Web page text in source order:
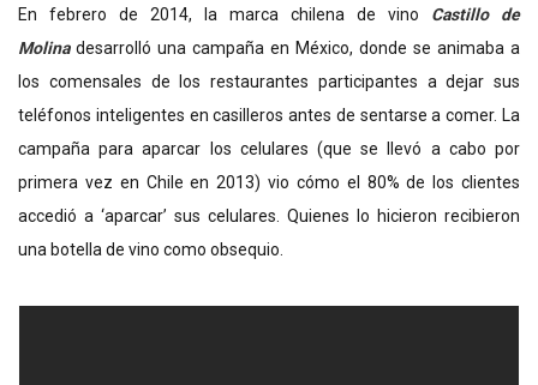
En febrero de 2014, la marca chilena de vino
Castillo de
Molinadesarrolló una campaña en México, donde se animaba a
los comensales de los restaurantes participantes a dejar sus
teléfonos inteligentes en casilleros antes de sentarse a comer. La
campaña para aparcar los celulares (que se llevó a cabo por
primera vez en Chile en 2013) vio cómo el 80% de los clientes
accedió a ‘aparcar’ sus celulares. Quienes lo hicieron recibieron
una botella de vino como obsequio.